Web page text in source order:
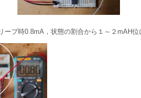
プ時0.8mA，状態の割合から１～２mAH位